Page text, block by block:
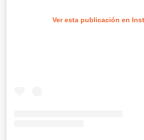
Ver esta publicación en